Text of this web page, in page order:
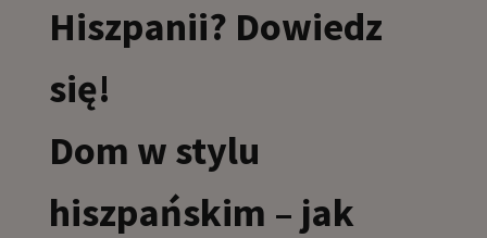
Hiszpanii? Dowiedz
się!
Dom w stylu
hiszpańskim – jak